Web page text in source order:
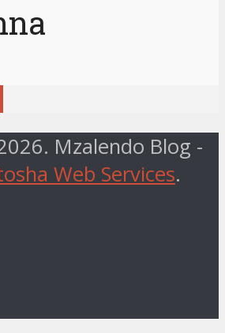
Mzalendo Blog -
Web Services.